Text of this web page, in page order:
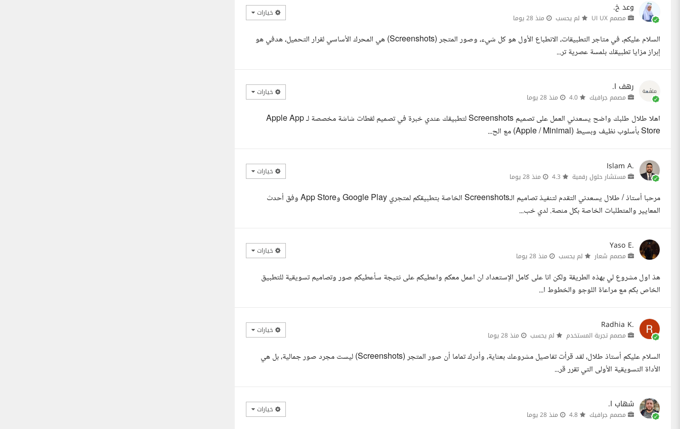
وعد خ.
مصمم UI UX لم يحسب منذ 28 يوما خيارات
السلام عليكم، في متاجر التطبيقات، الانطباع الأول هو كل شيء، وصور المتجر (Screenshots) هي المحرك الأساسي لقرار التحميل، هدفي هو
إبراز مزايا تطبيقك بلمسة عصرية تر...
رهف ا.
مصمم جرافيك منذ 28 يوما خيارات
اهلا طلال طلبك واضح يسعدني العمل على تصميم Screenshots لتطبيقك عندي خبرة في تصميم لقطات شاشة مخصصة لـ Apple App
Store بأسلوب نظيف وبسيط (Apple / Minimal) مع الح...
Islam A.
مستشار حلول رقمية منذ 28 يوما خيارات
مرحبا أستاذ / طلال يسعدني التقدم لتنفيذ تصاميم الـScreenshots الخاصة بتطبيقكم لمتجري Google Play وApp Store وفق أحدث
المعايير والمتطلبات الخاصة بكل منصة. لدي خب...
Yaso E.
مصمم شعار لم يحسب منذ 28 يوما خيارات
هذ اول مشروع لي بهذه الطريقة ولكن انا على كامل الإستعداد ان اعمل معكم واعطيكم على نتيجة سأعطيكم صور وتصاميم تسويقية للتطبيق
الخاص بكم مع مراعاة اللوجو والخطوط ا...
Radhia K.
مصمم تجربة المستخدم لم يحسب منذ 28 يوما خيارات
السلام عليكم أستاذ طلال، لقد قرأت تفاصيل مشروعك بعناية، وأدرك تماما أن صور المتجر (Screenshots) ليست مجرد صور جمالية، بل هي
الأداة التسويقية الأولى التي تقرر قر...
شهاب ا.
مصمم جرافيك منذ 28 يوما خيارات